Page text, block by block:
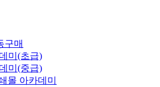
구매
미(초급)
미(중급)
몰 아카데미